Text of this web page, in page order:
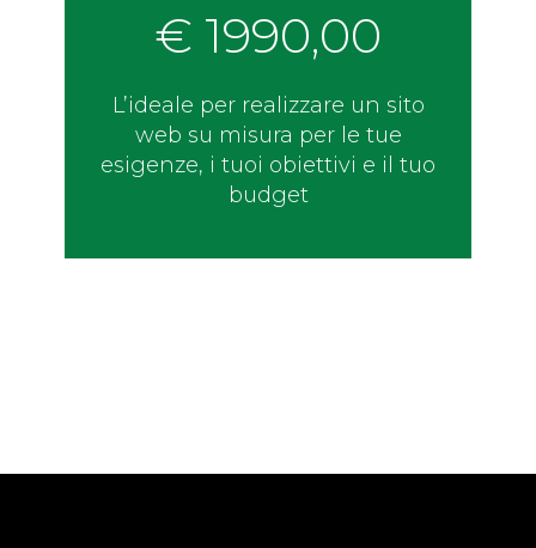
€ 1990,00
L’ideale per realizzare un sito
web su misura per le tue
esigenze, i tuoi obiettivi e il tuo
budget